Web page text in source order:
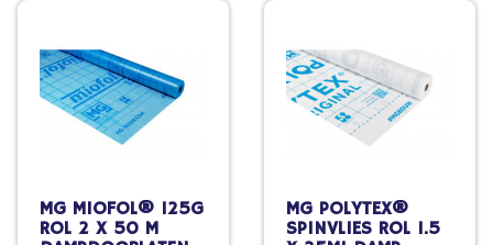
MG MIOFOL® 125G
ROL 2 X 50 M
MG POLYTEX®
SPINVLIES ROL 1.5